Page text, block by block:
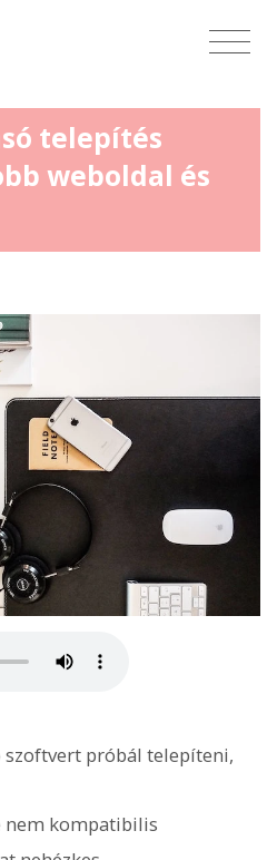
telepítés
weboldal és
próbál telepíteni,
nem kompatibilis